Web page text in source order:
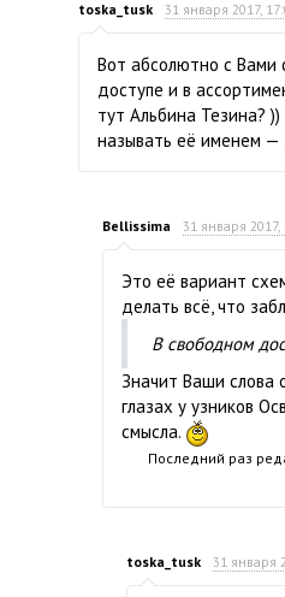
toska_tusk 31 января 2017,
Вот абсолютно с Вами
доступе и в
тут Альбина Тезина?
называть её именем —
Bellissima 31 января 2017,
Это её вариант
делать всё, что
В свободном
Значит Ваши слова
глазах у узников
смысла.
Последний раз
toska_tusk 31 января